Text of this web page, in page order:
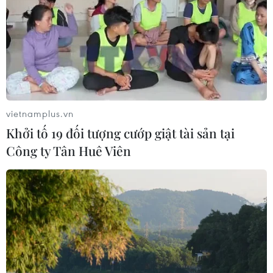
công qua lại, thương vong không
ngừng gia tăng
04/08/2026 15:54
Pháp ghi nhận tháng 7 nóng nhất
trong lịch sử
04/08/2026 15:17
Tây Ban Nha phát trực tiếp nhật thực
toàn phần từ độ cao 9.000 m
04/08/2026 13:23
Tàu chở hàng của Thổ Nhĩ Kỳ bị tấn
vietnamplus.vn
Khởi tố 19 đối tượng cướp giật tài sản tại
Công ty Tân Huê Viên